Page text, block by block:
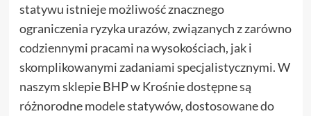
statywu istnieje możliwość znacznego
ograniczenia ryzyka urazów, związanych z zarówno
codziennymi pracami na wysokościach, jak i
skomplikowanymi zadaniami specjalistycznymi. W
naszym sklepie BHP w Krośnie dostępne są
różnorodne modele statywów, dostosowane do